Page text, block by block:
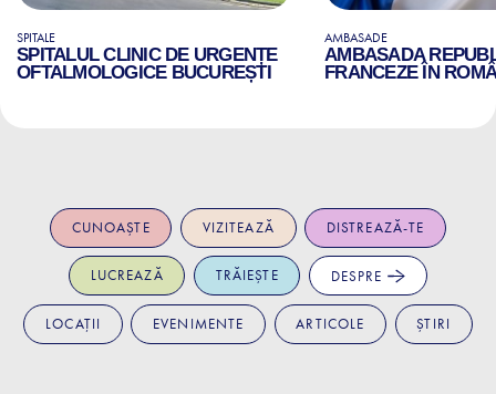
SPITALE
SPITALUL CLINIC DE URGENȚE
OFTALMOLOGICE BUCUREȘTI
AMBASADE
AMBASADA
FRANCEZE ÎN
CUNOAȘTE VIZITEAZĂ DISTREAZĂ-TE
LUCREAZĂ TRĂIEȘTE DESPRE
LOCAȚII EVENIMENTE ARTICOLE ȘTIRI